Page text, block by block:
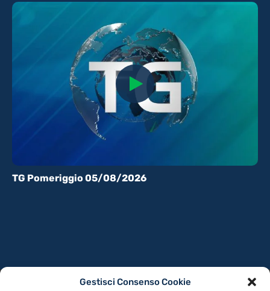
Gestisci Consenso Cookie
TG Pomeriggio 05/08/2026